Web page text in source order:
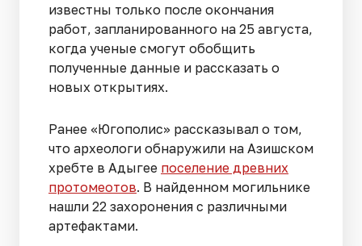
известны только после окончания
работ, запланированного на 25 августа,
когда ученые смогут обобщить
полученные данные и рассказать о
новых открытиях.
Ранее «Югополис» рассказывал о том,
что археологи обнаружили на Азишском
хребте в Адыгее поселение древних
протомеотов. В найденном могильнике
нашли 22 захоронения с различными
артефактами.